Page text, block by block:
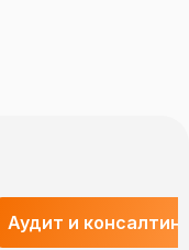
Аудит и консалтинг